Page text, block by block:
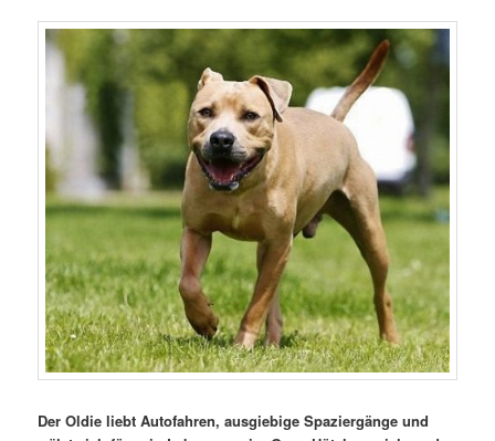
Der Oldie liebt Autofahren, ausgiebige Spaziergänge und